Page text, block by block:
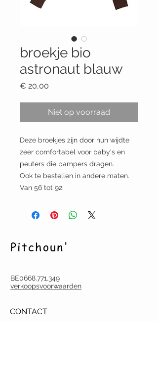
broekje bio
astronaut blauw
€ 20,00
Niet op voorraad
Deze broekjes zijn door hun wijdte
zeer comfortabel voor baby's en
peuters die pampers dragen.
Ook te bestellen in andere maten.
Van 56 tot 92.
Pitchoun'
BE0668.771.349
verkoopsvoorwaarden
CONTACT